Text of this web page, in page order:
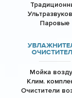
Паровые
Мойка
Клим.
Очистители